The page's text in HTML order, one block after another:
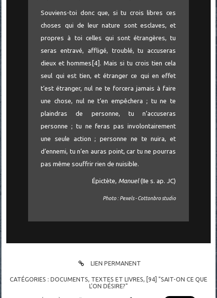
Souviens-toi donc que, si tu crois libres ces
choses qui de leur nature sont esclaves, et
propres à toi celles qui sont étrangères, tu
seras entravé, affligé, troublé, tu accuseras
dieux et hommes[4]. Mais si tu crois tien cela
seul qui est tien, et étranger ce qui en effet
t’est étranger, nul ne te forcera jamais à faire
une chose, nul ne t’en empêchera ; tu ne te
plaindras de personne, tu n’accuseras
personne ; tu ne feras pas involontairement
une seule action ; personne ne te nuira, et
d’ennemi, tu n’en auras point, car tu ne pourras
pas même souffrir rien de nuisible.
Épictète, Manuel(IIe s. ap. JC)
Photo : Pexels - Cottonbro studio
LIEN PERMANENT
CATÉGORIES : DOCUMENTS TEXTES ET LIVRES
[94] "SAIT-ON CE QUE
L'ON DÉSIRE?"